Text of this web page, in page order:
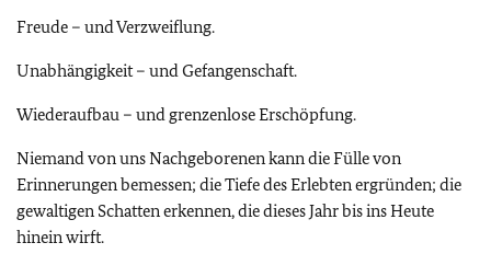
Freude – und Verzweiflung.
Unabhängigkeit – und Gefangenschaft.
Wiederaufbau – und grenzenlose Erschöpfung.
Niemand von uns Nachgeborenen kann die Fülle von
Erinnerungen bemessen; die Tiefe des Erlebten ergründen; die
gewaltigen Schatten erkennen, die dieses Jahr bis ins Heute
hinein wirft.